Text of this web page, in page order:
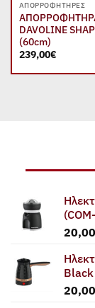
ΑΠΟΡΡΟΦΗΤΉΡΕΣ
DAVOLINE
(60cm)
239,00€
20,00
Black
20,00